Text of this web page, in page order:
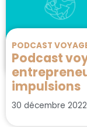
PODCAST
Podcast
impulsions
30 décembre 2022